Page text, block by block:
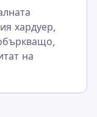
хардуер,
на